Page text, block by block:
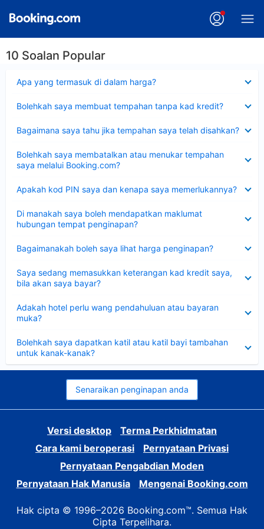
10 Soalan Popular
Apa yang termasuk di dalam harga?
Bolehkah saya membuat tempahan tanpa kad kredit?
Bagaimana saya tahu jika tempahan saya telah disahkan?
Bolehkah saya membatalkan atau menukar tempahan
saya melalui Booking.com?
Apakah kod PIN saya dan kenapa saya memerlukannya?
Di manakah saya boleh mendapatkan maklumat
hubungan tempat penginapan?
Bagaimanakah boleh saya lihat harga penginapan?
Saya sedang memasukkan keterangan kad kredit saya,
bila akan saya bayar?
Adakah hotel perlu wang pendahuluan atau bayaran
muka?
Bolehkah saya dapatkan katil atau katil bayi tambahan
untuk kanak-kanak?
Senaraikan penginapan anda
Versi desktop
Terma Perkhidmatan
Cara kami beroperasi
Pernyataan Privasi
Pernyataan Pengabdian Moden
Pernyataan Hak Manusia
Mengenai Booking.com
Hak cipta © 1996–2026 Booking.com™. Semua Hak
Cipta Terpelihara.